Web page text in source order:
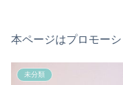
本ページはプロモー
未分類